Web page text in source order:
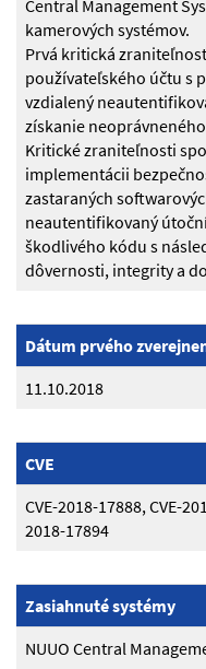
Central Management
kamerových systémov.
Prvá kritická
používateľského účtu s
vzdialený
získanie
Kritické zraniteľnosti
implementácii
zastaraných
neautentifikovaný
škodlivého kódu s
dôvernosti, integrity a
Dátum prvého
11.10.2018
CVE
CVE-2018-17888, CVE-
2018-17894
Zasiahnuté systémy
NUUO Central